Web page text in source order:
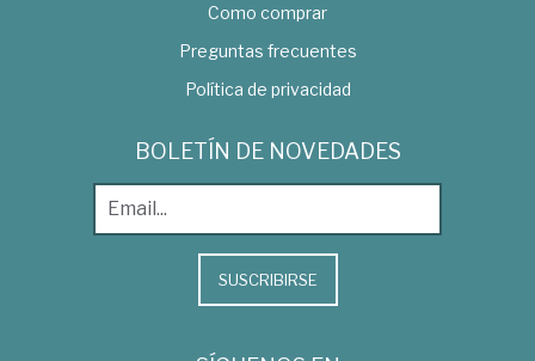
Como comprar
Preguntas frecuentes
Política de privacidad
BOLETÍN DE NOVEDADES
SUSCRIBIRSE